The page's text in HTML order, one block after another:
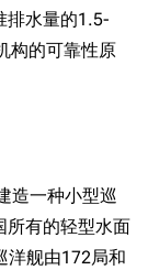
排水量的1.5-
构的可靠性原
造一种小型巡
所有的轻型水面
洋舰由172局和